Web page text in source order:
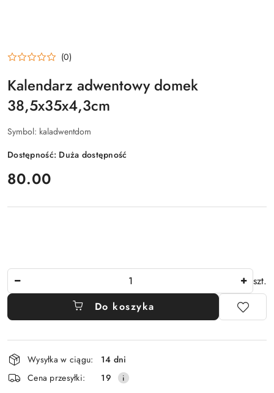
(0)
Kalendarz adwentowy domek
38,5x35x4,3cm
Symbol: kaladwentdom
Dostępność: Duża dostępność
cena:
80.00
szt.
Do koszyka
Dostępność
i
dostawa
Wysyłka w ciągu:
14 dni
Cena przesyłki:
19